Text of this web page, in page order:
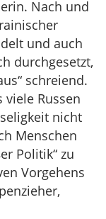
Nach und
und auch
durchgesetzt,
schreiend.
viele Russen
nicht
Menschen
Politik“ zu
Vorgehens